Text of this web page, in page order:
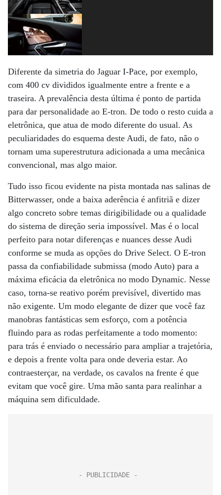
Diferente da simetria do Jaguar I-Pace, por exemplo,
com 400 cv divididos igualmente entre a frente e a
traseira. A prevalência desta última é ponto de partida
para dar personalidade ao E-tron. De todo o resto cuida a
eletrônica, que atua de modo diferente do usual. As
peculiaridades do esquema deste Audi, de fato, não o
tornam uma superestrutura adicionada a uma mecânica
convencional, mas algo maior.
Tudo isso ficou evidente na pista montada nas salinas de
Bitterwasser, onde a baixa aderência é anfitriã e dizer
algo concreto sobre temas dirigibilidade ou a qualidade
do sistema de direção seria impossível. Mas é o local
perfeito para notar diferenças e nuances desse Audi
conforme se muda as opções do Drive Select. O E-tron
passa da confiabilidade submissa (modo Auto) para a
máxima eficácia da eletrônica no modo Dynamic. Nesse
caso, torna-se reativo porém previsível, divertido mas
não exigente. Um modo elegante de dizer que você faz
manobras fantásticas sem esforço, com a potência
fluindo para as rodas perfeitamente a todo momento:
para trás é enviado o necessário para ampliar a trajetória,
e depois a frente volta para onde deveria estar. Ao
contraesterçar, na verdade, os cavalos na frente é que
evitam que você gire. Uma mão santa para realinhar a
máquina sem dificuldade.